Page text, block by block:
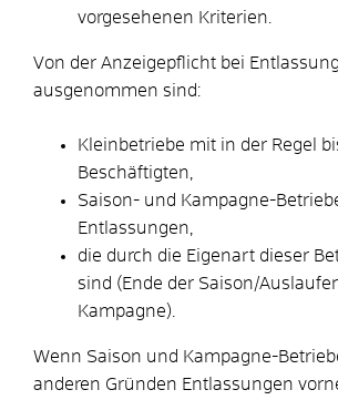
vorgesehenen Kriterien.
Von der Anzeigepflicht bei
ausgenommen sind:
Kleinbetriebe mit in der Regel
Beschäftigten,
Saison- und Kampagne-
Entlassungen,
die durch die Eigenart dieser
sind (Ende der Saison/
Kampagne).
Wenn Saison und Kampagne-
anderen Gründen Entlassungen